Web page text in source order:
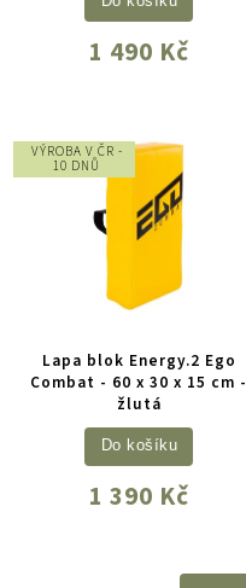
1 490 Kč
VÝROBA V ČR -
10 DNŮ
Lapa blok Energy.2 Ego
Combat - 60 x 30 x 15 cm -
žlutá
1 390 Kč
Do košíku